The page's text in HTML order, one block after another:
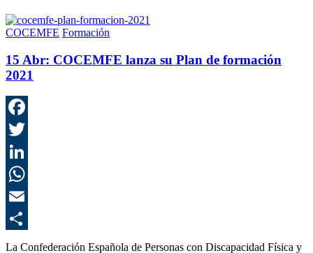
COCEMFE Formación
15 Abr: COCEMFE lanza su Plan de formación
2021
La Confederación Española de Personas con Discapacidad Física y